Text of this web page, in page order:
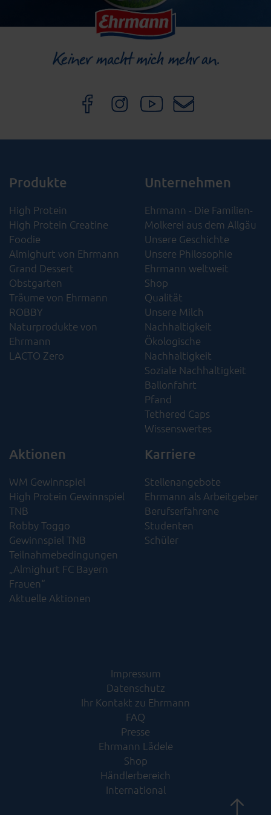
Produkte
High Protein
High Protein Creatine
Foodie
Almighurt von Ehrmann
Grand Dessert
Obstgarten
Träume von Ehrmann
ROBBY
Naturprodukte von
Ehrmann
LACTO Zero
Aktionen
WM Gewinnspiel
High Protein Gewinnspiel
TNB
Robby Toggo
Gewinnspiel TNB
Teilnahmebedingungen
„Almighurt FC Bayern
Frauen“
Aktuelle Aktionen
Unternehmen
Ehrmann - Die Familien-
Molkerei aus dem Allgäu
Unsere Geschichte
Unsere Philosophie
Ehrmann weltweit
Shop
Qualität
Unsere Milch
Nachhaltigkeit
Ökologische
Nachhaltigkeit​
Soziale Nachhaltigkeit​
Ballonfahrt
Pfand
Tethered Caps
Wissenswertes
Karriere
Stellenangebote
Ehrmann als Arbeitgeber
Berufserfahrene
Studenten
Schüler
Impressum
Datenschutz
Ihr Kontakt zu Ehrmann
FAQ
Presse
Ehrmann Lädele
Shop
Händlerbereich
International